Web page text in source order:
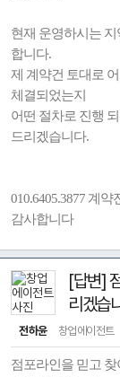
현재 운영하시는
합니다.
제 계약건 토대로
체결되었는지
어떤 절차로 진행
드리겠습니다.
010.6405.3877 계
감사합니다
[답변]
리겠습
전하윤 창업에이전트
점포라인을 믿고